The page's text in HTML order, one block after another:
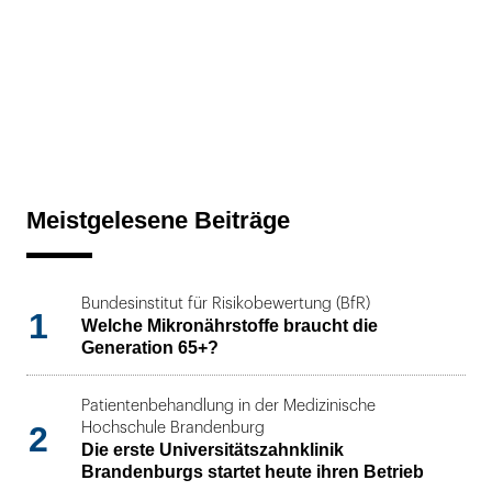
Meistgelesene Beiträge
1
Bundesinstitut für Risikobewertung (BfR)
Welche Mikronährstoffe braucht die
Generation 65+?
2
Patientenbehandlung in der Medizinische
Hochschule Brandenburg
Die erste Universitätszahnklinik
Brandenburgs startet heute ihren Betrieb